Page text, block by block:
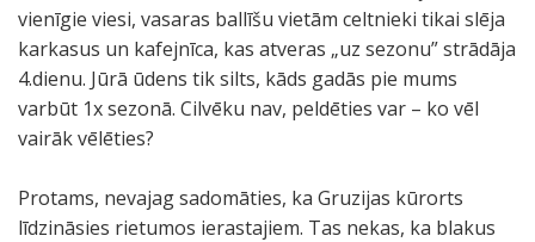
vienīgie viesi, vasaras ballīšu vietām celtnieki tikai slēja
karkasus un kafejnīca, kas atveras „uz sezonu” strādāja
4.dienu. Jūrā ūdens tik silts, kāds gadās pie mums
varbūt 1x sezonā. Cilvēku nav, peldēties var – ko vēl
vairāk vēlēties?
Protams, nevajag sadomāties, ka Gruzijas kūrorts
līdzināsies rietumos ierastajiem. Tas nekas, ka blakus